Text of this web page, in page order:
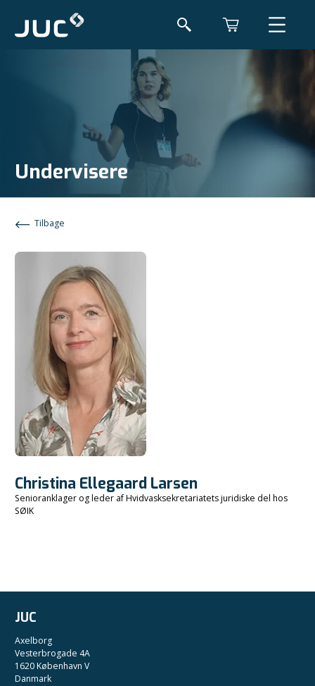
Undervisere
Tilbage
Christina Ellegaard Larsen
Senioranklager og leder af Hvidvasksekretariatets juridiske del hos
SØIK
JUC
Axelborg
Vesterbrogade 4A
1620 København V
Danmark